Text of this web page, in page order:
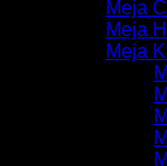
Meja
Meja
Meja